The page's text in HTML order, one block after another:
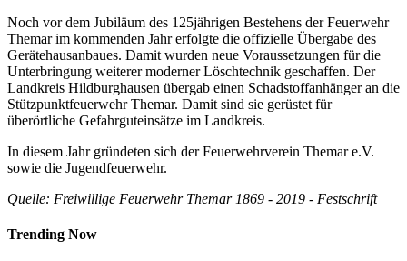
Noch vor dem Jubiläum des 125jährigen Bestehens der Feuerwehr
Themar im kommenden Jahr erfolgte die offizielle Übergabe des
Gerätehausanbaues. Damit wurden neue Voraussetzungen für die
Unterbringung weiterer moderner Löschtechnik geschaffen. Der
Landkreis Hildburghausen übergab einen Schadstoffanhänger an die
Stützpunktfeuerwehr Themar. Damit sind sie gerüstet für
überörtliche Gefahrguteinsätze im Landkreis.
In diesem Jahr gründeten sich der Feuerwehrverein Themar e.V.
sowie die Jugendfeuerwehr.
Quelle: Freiwillige Feuerwehr Themar 1869 - 2019 - Festschrift
Trending Now